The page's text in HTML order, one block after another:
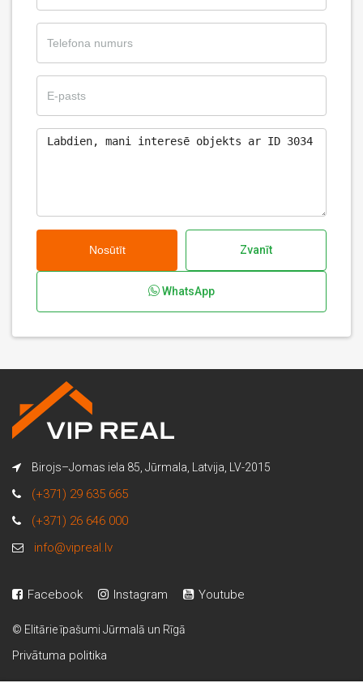
Nosūtīt Zvanīt
WhatsApp
Birojs–Jomas iela 85, Jūrmala, Latvija, LV-2015
(+371) 29 635 665
(+371) 26 646 000
info@vipreal.lv
Facebook Instagram Youtube
© Elitārie īpašumi Jūrmalā un Rīgā
Privātuma politika